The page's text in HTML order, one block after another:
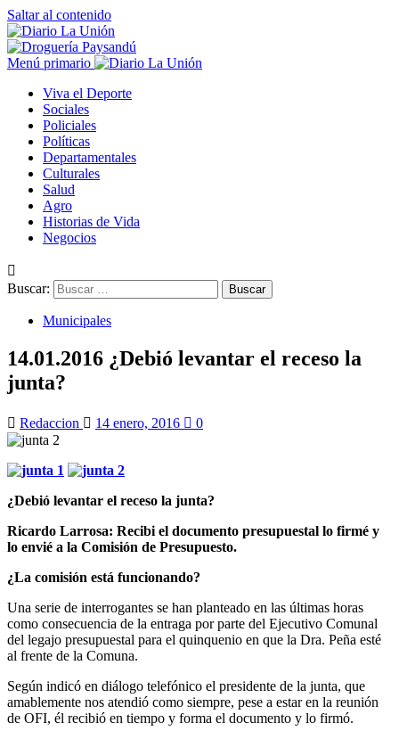
Saltar al contenido
Menú primario
Viva el Deporte
Sociales
Policiales
Políticas
Departamentales
Culturales
Salud
Agro
Historias de Vida
Negocios
Buscar:
Municipales
14.01.2016 ¿Debió levantar el receso la
junta?
Redaccion 14 enero, 2016 0
¿Debió levantar el receso la junta?
Ricardo Larrosa: Recibi el documento presupuestal lo firmé y
lo envié a la Comisión de Presupuesto.
¿La comisión está funcionando?
Una serie de interrogantes se han planteado en las últimas horas
como consecuencia de la entraga por parte del Ejecutivo Comunal
del legajo presupuestal para el quinquenio en que la Dra. Peña esté
al frente de la Comuna.
Según indicó en diálogo telefónico el presidente de la junta, que
amablemente nos atendió como siempre, pese a estar en la reunión
de OFI, él recibió en tiempo y forma el documento y lo firmó.